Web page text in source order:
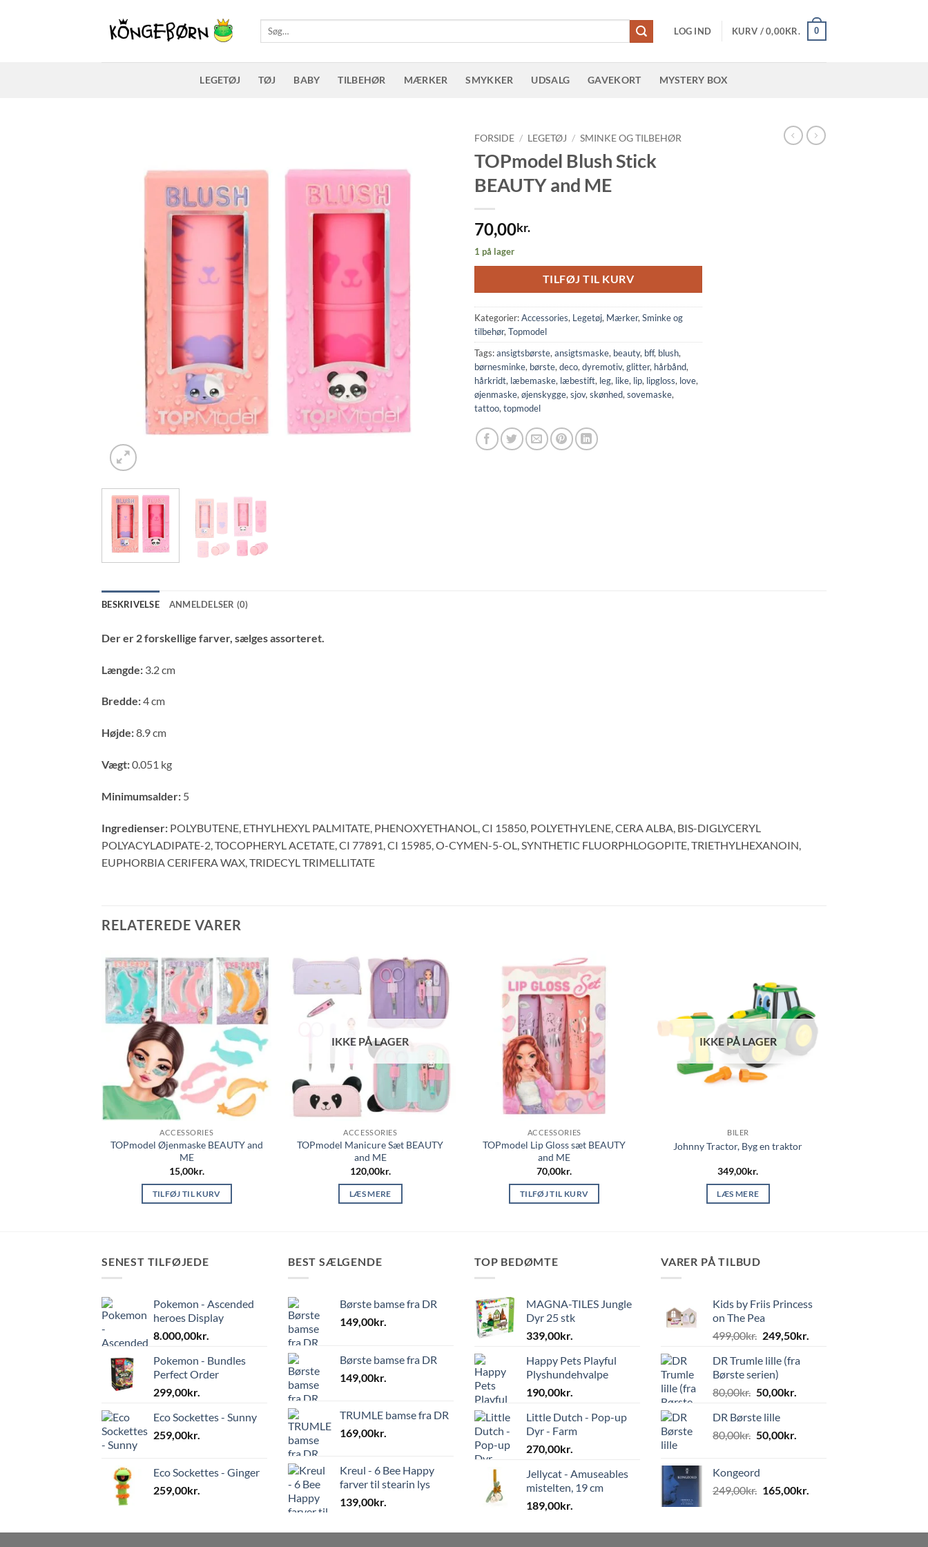
Søg
efter:
LOG IND KURV /0,00KR. 0
LEGETØJ TØJ BABY TILBEHØR MÆRKER SMYKKER UDSALG GAVEKORT MYSTERY BOX
FORSIDE / LEGETØJ / SMINKE OG TILBEHØR
TOPmodel Blush Stick
BEAUTY and ME
70,00kr.
1 på lager
TILFØJ TIL KURV
Kategorier:Accessories, Legetøj, Mærker,Sminke og
tilbehør,Topmodel
Tags:ansigtsbørste,ansigtsmaske, beauty, bff, blush,
børnesminke, børste,deco,dyremotiv,glitter, hårbånd,
hårkridt, læbemaske, læbestift, leg, like, lip, lipgloss, love,
øjenmaske,øjenskygge,sjov,skønhed,sovemaske,
tattoo,topmodel
BESKRIVELSE ANMELDELSER (0)
Der er 2 forskellige farver, sælges assorteret.
Længde: 3.2 cm
Bredde:4 cm
Højde:8.9 cm
Vægt:0.051 kg
Minimumsalder: 5
Ingredienser: POLYBUTENE, ETHYLHEXYL PALMITATE, PHENOXYETHANOL, CI 15850, POLYETHYLENE, CERA ALBA, BIS-DIGLYCERYL
POLYACYLADIPATE-2, TOCOPHERYL ACETATE, CI 77891, CI 15985, O-CYMEN-5-OL, SYNTHETIC FLUORPHLOGOPITE, TRIETHYLHEXANOIN,
EUPHORBIA CERIFERA WAX, TRIDECYL TRIMELLITATE
RELATEREDE VARER
ACCESSORIES
TOPmodel Øjenmaske BEAUTY and
ME
15,00kr.
TILFØJ TIL KURV
IKKE PÅ LAGER
ACCESSORIES
TOPmodel Manicure Sæt BEAUTY
and ME
120,00kr.
LÆS MERE
ACCESSORIES
TOPmodel Lip Gloss sæt BEAUTY
and ME
70,00kr.
TILFØJ TIL KURV
IKKE PÅ LAGER
BILER
Johnny Tractor, Byg en traktor
349,00kr.
LÆS MERE
SENEST TILFØJEDE
Pokemon - Ascended
heroes Display
8.000,00kr.
Pokemon - Bundles
Perfect Order
299,00kr.
Eco Sockettes - Sunny
259,00kr.
Eco Sockettes - Ginger
259,00kr.
BEST SÆLGENDE
Børste bamse fra DR
149,00kr.
Børste bamse fra DR
149,00kr.
TRUMLE bamse fra DR
169,00kr.
Kreul - 6 Bee Happy
farver til stearin lys
139,00kr.
TOP BEDØMTE
MAGNA-TILES Jungle
Dyr 25 stk
339,00kr.
Happy Pets Playful
Plyshundehvalpe
190,00kr.
Little Dutch - Pop-up
Dyr - Farm
270,00kr.
Jellycat - Amuseables
mistelten, 19 cm
189,00kr.
VARER PÅ TILBUD
Kids by Friis Princess
on The Pea
499,00kr. Den
pris
var:
499,00kr..
249,50kr.
DR Trumle lille (fra
Børste serien)
80,00kr. Den
pris
var:
50,00kr.
er:
DR Børste lille
80,00kr. Den
var:
80,00kr..
50,00kr.
50,00kr..
Kongeord
249,00kr. Den
var:
165,00kr.
er: